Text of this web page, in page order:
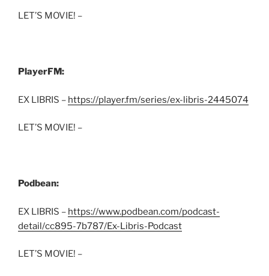
LET’S MOVIE! –
PlayerFM:
EX LIBRIS – https://player.fm/series/ex-libris-2445074
LET’S MOVIE! –
Podbean:
EX LIBRIS – https://www.podbean.com/podcast-
detail/cc895-7b787/Ex-Libris-Podcast
LET’S MOVIE! –